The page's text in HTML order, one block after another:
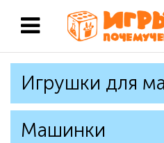
Игрушки для
Машинки